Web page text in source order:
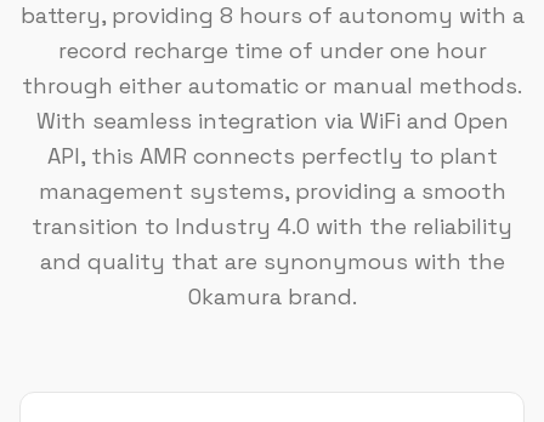
battery, providing 8 hours of autonomy with a
record recharge time of under one hour
through either automatic or manual methods.
With seamless integration via WiFi and Open
API, this AMR connects perfectly to plant
management systems, providing a smooth
transition to Industry 4.0 with the reliability
and quality that are synonymous with the
Okamura brand.